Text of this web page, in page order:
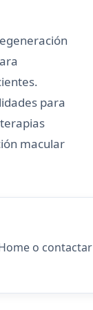
para
macular
o contactar